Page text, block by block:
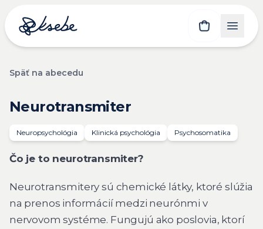
Späť na abecedu
Neurotransmiter
Neuropsychológia Klinická psychológia Psychosomatika
Čo je to neurotransmiter?
Neurotransmitery sú chemické látky, ktoré slúžia
na prenos informácií medzi neurónmi v
nervovom systéme. Fungujú ako poslovia, ktorí